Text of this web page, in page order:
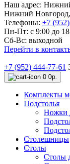
Наш адрес:
Нижний
Телефоны: +7
Пн-Пт: с 9:00 до
Сб-Вс: выходной
Перейти в
+7 (952) 444-77-61
0 0р.
Комплекты
Подстолья
Ножки
Столешницы
Столы
Столы